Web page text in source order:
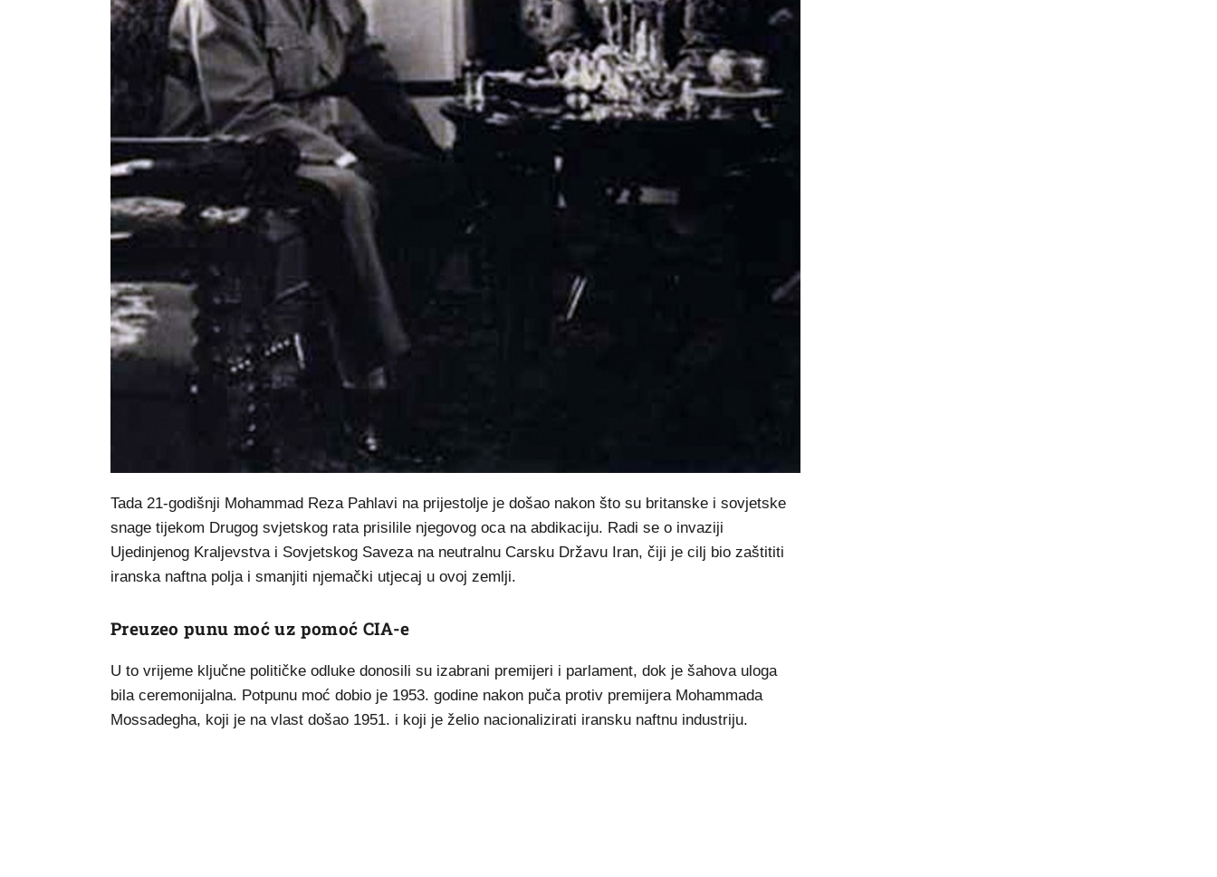
Tada 21-godišnji Mohammad Reza Pahlavi na prijestolje je došao nakon što su britanske i sovjetske
snage tijekom Drugog svjetskog rata prisilile njegovog oca na abdikaciju. Radi se o invaziji
Ujedinjenog Kraljevstva i Sovjetskog Saveza na neutralnu Carsku Državu Iran, čiji je cilj bio zaštititi
iranska naftna polja i smanjiti njemački utjecaj u ovoj zemlji.
Preuzeo punu moć uz pomoć CIA-e
U to vrijeme ključne političke odluke donosili su izabrani premijeri i parlament, dok je šahova uloga
bila ceremonijalna. Potpunu moć dobio je 1953. godine nakon puča protiv premijera Mohammada
Mossadegha, koji je na vlast došao 1951. i koji je želio nacionalizirati iransku naftnu industriju.